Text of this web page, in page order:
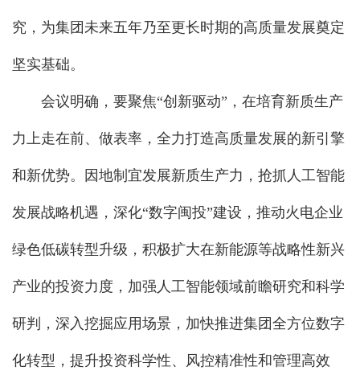
究，为集团未来五年乃至更长时期的高质量发展奠定
坚实基础。
会议明确，要聚焦“创新驱动”，在培育新质生产
力上走在前、做表率，全力打造高质量发展的新引擎
和新优势。因地制宜发展新质生产力，抢抓人工智能
发展战略机遇，深化“数字闽投”建设，推动火电企业
绿色低碳转型升级，积极扩大在新能源等战略性新兴
产业的投资力度，加强人工智能领域前瞻研究和科学
研判，深入挖掘应用场景，加快推进集团全方位数字
化转型，提升投资科学性、风控精准性和管理高效